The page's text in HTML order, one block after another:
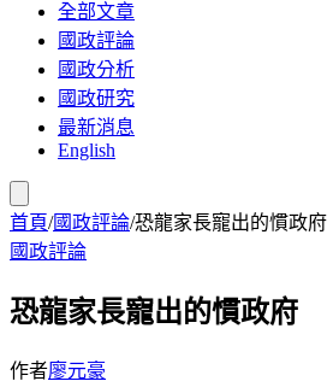
全部文章
國政評論
國政分析
國政研究
最新消息
English
首頁/國政評論/恐龍家長寵出的慣政府
國政評論
恐龍家長寵出的慣政府
作者廖元豪